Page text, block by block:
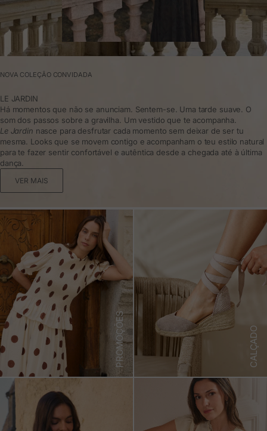
NOVA COLEÇÃO CONVIDADA
LE JARDIN
Há momentos que não se anunciam. Sentem-se. Uma tarde suave. O
som dos passos sobre a gravilha. Um vestido que te acompanha.
Le Jardin nasce para desfrutar cada momento sem deixar de ser tu
mesma. Looks que se movem contigo e acompanham o teu estilo natural
para te fazer sentir confortável e autêntica desde a chegada até à última
dança.
VER MAIS
PROMOÇÕES CALÇADO